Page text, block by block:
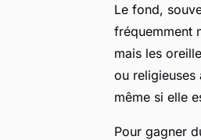
Le fond,
fréquemment
mais les
ou religieuses
même si elle
Pour gagner